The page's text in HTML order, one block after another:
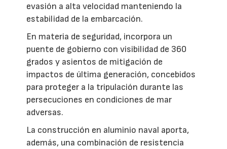
evasión a alta velocidad manteniendo la
estabilidad de la embarcación.
En materia de seguridad, incorpora un
puente de gobierno con visibilidad de 360
grados y asientos de mitigación de
impactos de última generación, concebidos
para proteger a la tripulación durante las
persecuciones en condiciones de mar
adversas.
La construcción en aluminio naval aporta,
además, una combinación de resistencia